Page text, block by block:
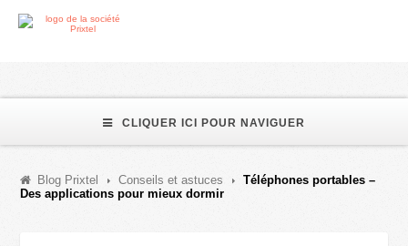
CLIQUER ICI POUR NAVIGUER
Blog Prixtel Conseils et astuces
Téléphones portables –
Des applications pour mieux dormir